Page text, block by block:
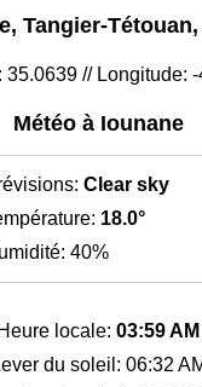
Tangier-
35.0639 // Longitude:
Météo à Iounane
Clear sky
18.0°
40%
Heure locale: 03:59 AM
du soleil: 06:32